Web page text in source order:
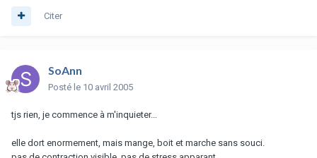
Citer
SoAnn
Posté le 10 avril 2005
tjs rien, je commence à m'inquieter...
elle dort enormement, mais mange, boit et marche sans souci.